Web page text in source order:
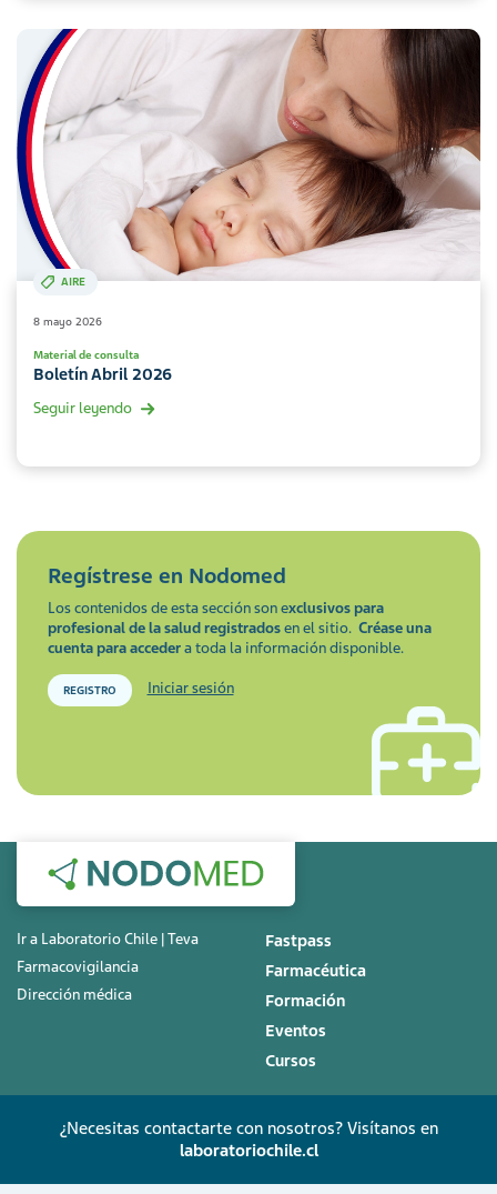
AIRE
8 mayo 2026
Material de consulta
Boletín Abril 2026
Seguir leyendo
Regístrese en Nodomed
Los contenidos de esta sección son exclusivos para
profesional de la salud registradosen el sitio. Créase una
cuenta para accedera toda la información disponible.
REGISTRO Iniciar sesión
Ir a Laboratorio Chile | Teva
Farmacovigilancia
Dirección médica
Fastpass
Farmacéutica
Formación
Eventos
Cursos
¿Necesitas contactarte con nosotros? Visítanos en
laboratoriochile.cl